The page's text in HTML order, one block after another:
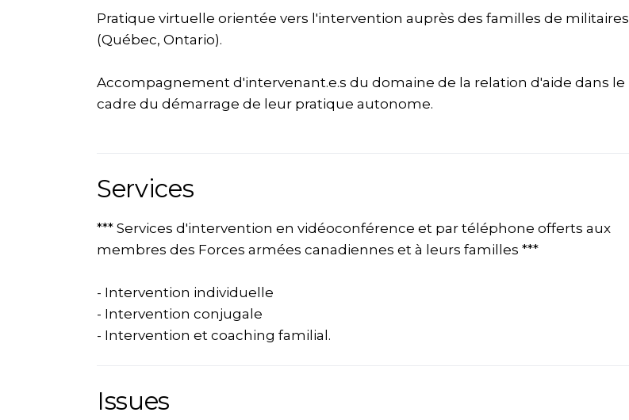
Pratique virtuelle orientée vers l'intervention auprès des familles de militaires
(Québec, Ontario).
Accompagnement d'intervenant.e.s du domaine de la relation d'aide dans le
cadre du démarrage de leur pratique autonome.
Services
*** Services d'intervention en vidéoconférence et par téléphone offerts aux
membres des Forces armées canadiennes et à leurs familles ***
- Intervention individuelle
- Intervention conjugale
- Intervention et coaching familial.
Issues